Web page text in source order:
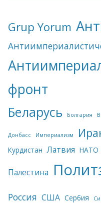
Grup Yorum
фронт
Беларусь Болгария
Донбасс Империализм
Курдистан Латвия НАТО
Палестина
Россия США Сербия